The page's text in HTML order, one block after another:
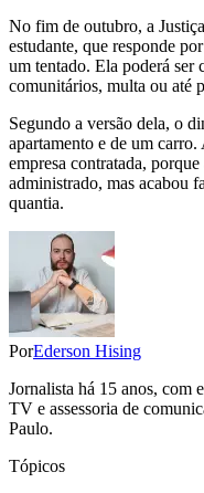
No fim de outubro, a
estudante, que responde
um tentado. Ela poderá ser
comunitários, multa ou até
Segundo a versão dela, o
apartamento e de um
empresa contratada,
administrado, mas acabou
quantia.
PorEderson Hising
Jornalista há 15 anos, com
TV e assessoria de
Paulo.
Tópicos